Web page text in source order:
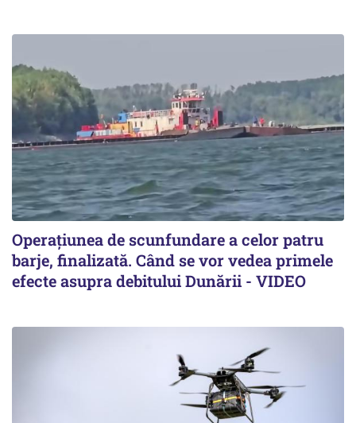
Operațiunea de scunfundare a celor patru
barje, finalizată. Când se vor vedea primele
efecte asupra debitului Dunării - VIDEO